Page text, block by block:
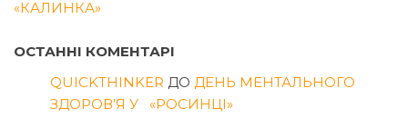
«КАЛИНКА»
ОСТАННІ КОМЕНТАРІ
QUICKTHINKER ДО ДЕНЬ МЕНТАЛЬНОГО
ЗДОРОВ’Я У «РОСИНЦІ»